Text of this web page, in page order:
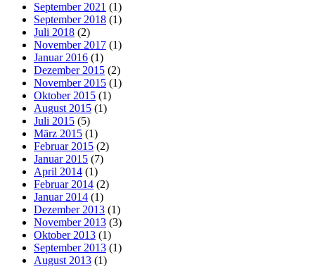
September 2021 (1)
September 2018 (1)
Juli 2018 (2)
November 2017 (1)
Januar 2016 (1)
Dezember 2015 (2)
November 2015 (1)
Oktober 2015 (1)
August 2015 (1)
Juli 2015 (5)
März 2015 (1)
Februar 2015 (2)
Januar 2015 (7)
April 2014 (1)
Februar 2014 (2)
Januar 2014 (1)
Dezember 2013 (1)
November 2013 (3)
Oktober 2013 (1)
September 2013 (1)
August 2013 (1)